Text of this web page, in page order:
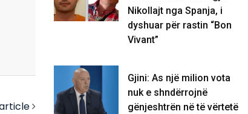
Nikollajt nga Spanja, i
dyshuar për rastin “Bon
Vivant”
Gjini: As një milion vota
nuk e shndërrojnë
gënjeshtrën në të vërtetë